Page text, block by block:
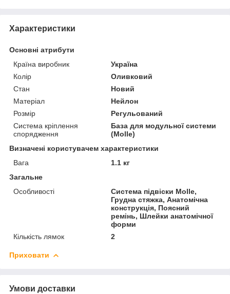
Характеристики
Основні атрибути
Країна виробник
Україна
Колір
Оливковий
Стан
Новий
Матеріал
Нейлон
Розмір
Регульований
Система кріплення
спорядження
База для модульної системи
(Molle)
Визначені користувачем характеристики
Вага
1.1 кг
Загальне
Особливості
Система підвіски Molle,
Грудна стяжка, Анатомічна
конструкція, Поясний
ремінь, Шлейки анатомічної
форми
Кількість лямок
2
Приховати
Умови доставки